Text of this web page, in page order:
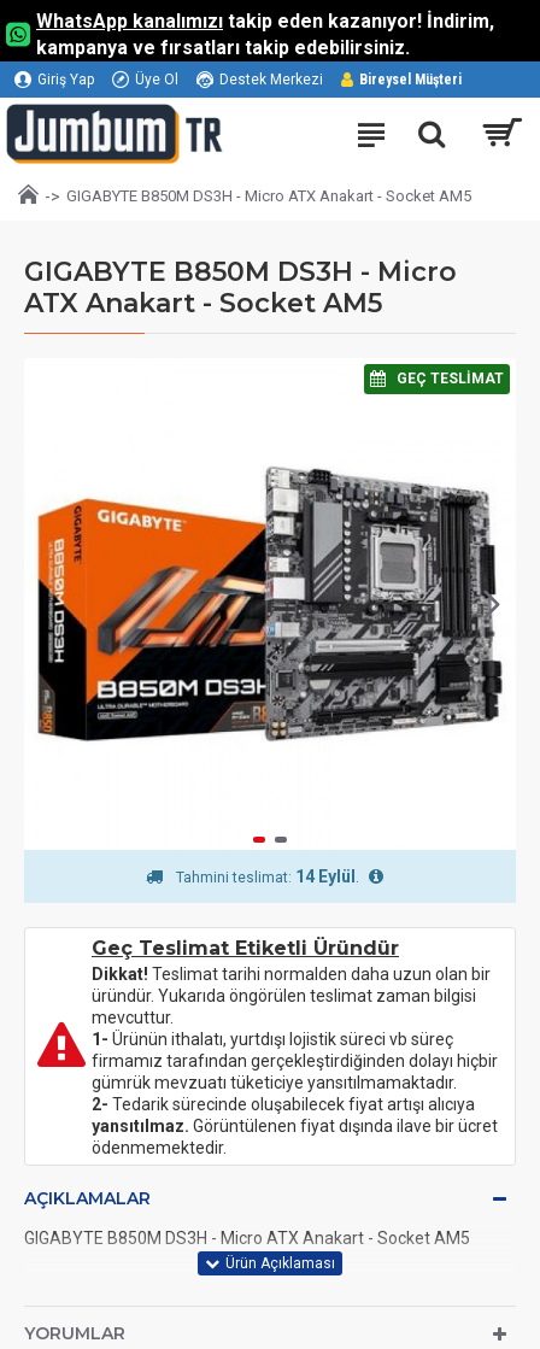
WhatsApp kanalımızı takip eden kazanıyor! İndirim,
kampanya ve fırsatları takip edebilirsiniz.
Giriş Yap Üye Ol Destek Merkezi Bireysel Müşteri
GIGABYTE B850M DS3H - Micro ATX Anakart - Socket AM5
GIGABYTE B850M DS3H - Micro
ATX Anakart - Socket AM5
⠀GEÇ TESLIMAT
Tahmini teslimat: 14 Eylül
Geç Teslimat Etiketli Üründür
Dikkat! Teslimat tarihi normalden daha uzun olan bir
üründür. Yukarıda öngörülen teslimat zaman bilgisi
mevcuttur.
1- Ürünün ithalatı, yurtdışı lojistik süreci vb süreç
firmamız tarafından gerçekleştirdiğinden dolayı hiçbir
gümrük mevzuatı tüketiciye yansıtılmamaktadır.
2- Tedarik sürecinde oluşabilecek fiyat artışı alıcıya
yansıtılmaz. Görüntülenen fiyat dışında ilave bir ücret
ödenmemektedir.
AÇIKLAMALAR
GIGABYTE B850M DS3H - Micro ATX Anakart - Socket AM5
YORUMLAR